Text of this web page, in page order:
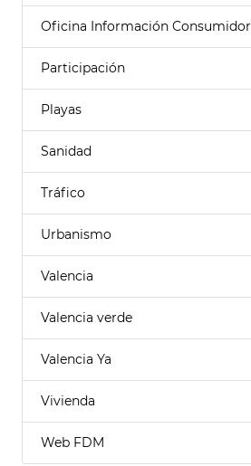
Oficina Información Consumidor
Participación
Playas
Sanidad
Tráfico
Urbanismo
Valencia
Valencia verde
Valencia Ya
Vivienda
Web FDM